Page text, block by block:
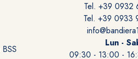
BSS
Tel. +39 0932
Tel. +39 0933
Lun -
09:30 - 13:00 -